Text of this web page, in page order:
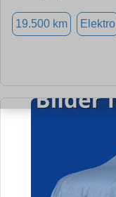
19.500 km Elektro